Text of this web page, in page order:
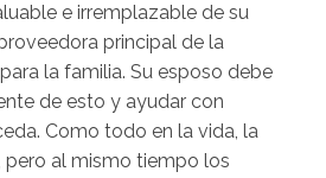
e irremplazable de su
principal de la
la familia. Su esposo debe
de esto y ayudar con
Como todo en la vida, la
pero al mismo tiempo los